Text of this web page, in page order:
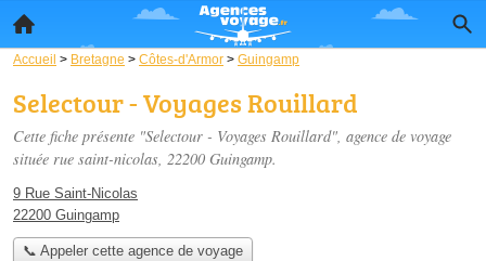
Accueil > Bretagne > Côtes-d'Armor > Guingamp
Selectour - Voyages Rouillard
Cette fiche présente "Selectour - Voyages Rouillard", agence de voyage
située rue saint-nicolas, 22200 Guingamp.
9 Rue Saint-Nicolas
22200 Guingamp
📞 Appeler cette agence de voyage